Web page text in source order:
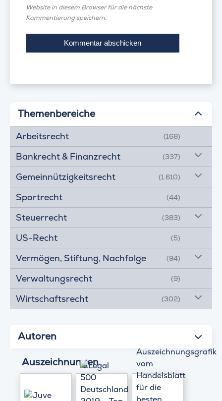
Website in diesem Browser für die nächste
Kommentierung speichern.
Themenbereiche
Arbeitsrecht (168)
Bankrecht & Finanzrecht (337)
Gemeinnützigkeitsrecht (1.610)
Sportrecht (44)
Steuerrecht (383)
US-Recht (5)
Vermögen, Stiftung, Nachfolge (94)
Verwaltungsrecht (9)
Wirtschaftsrecht (302)
Autoren
Auszeichnungen